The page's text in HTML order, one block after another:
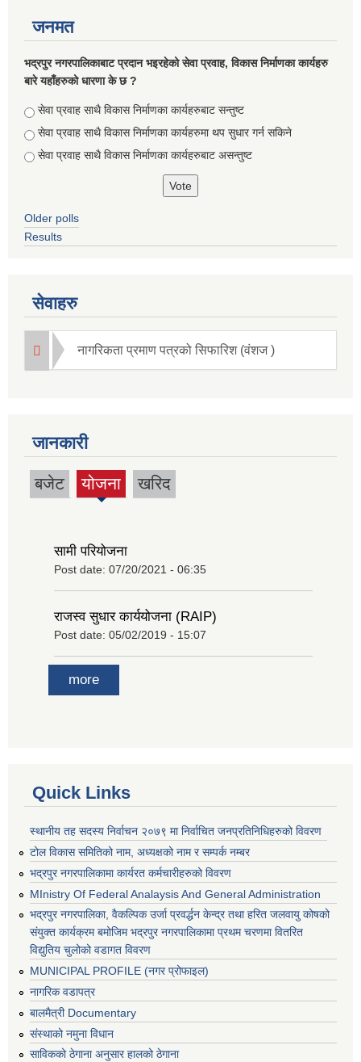
जनमत
भद्रपुर नगरपालिकाबाट प्रदान भइरहेको सेवा प्रवाह, विकास निर्माणका कार्यहरु
बारे यहाँहरुको धारणा के छ ?
Choices
सेवा प्रवाह साथै विकास निर्माणका कार्यहरुबाट सन्तुष्ट
सेवा प्रवाह साथै विकास निर्माणका कार्यहरुमा थप सुधार गर्न सकिने
सेवा प्रवाह साथै विकास निर्माणका कार्यहरुबाट असन्तुष्ट
Older polls
Results
सेवाहरु
नागरिकता प्रमाण पत्रको सिफारिश (वंशज )
जानकारी
बजेट योजना
(active
खरिद
सामी परियोजना
Post date: 07/20/2021 - 06:35
राजस्व सुधार कार्ययोजना (RAIP)
Post date: 05/02/2019 - 15:07
more
Quick Links
स्थानीय तह सदस्य निर्वाचन २०७९ मा निर्वाचित जनप्रतिनिधिहरुको विवरण
टोल विकास समितिको नाम, अध्यक्षको नाम र सम्पर्क नम्बर
भद्रपुर नगरपालिकामा कार्यरत कर्मचारीहरुको विवरण
MInistry Of Federal Analaysis And General Administration
भद्रपुर नगरपालिका, वैकल्पिक उर्जा प्रवर्द्धन केन्द्र तथा हरित जलवायु कोषको
संयुक्त कार्यक्रम बमोजिम भद्रपुर नगरपालिकामा प्रथम चरणमा वितरित
विद्युतिय चुलोको वडागत विवरण
MUNICIPAL PROFILE (नगर प्रोफाइल)
नागरिक वडापत्र
बालमैत्री Documentary
संस्थाको नमुना विधान
साविकको ठेगाना अनुसार हालको ठेगाना